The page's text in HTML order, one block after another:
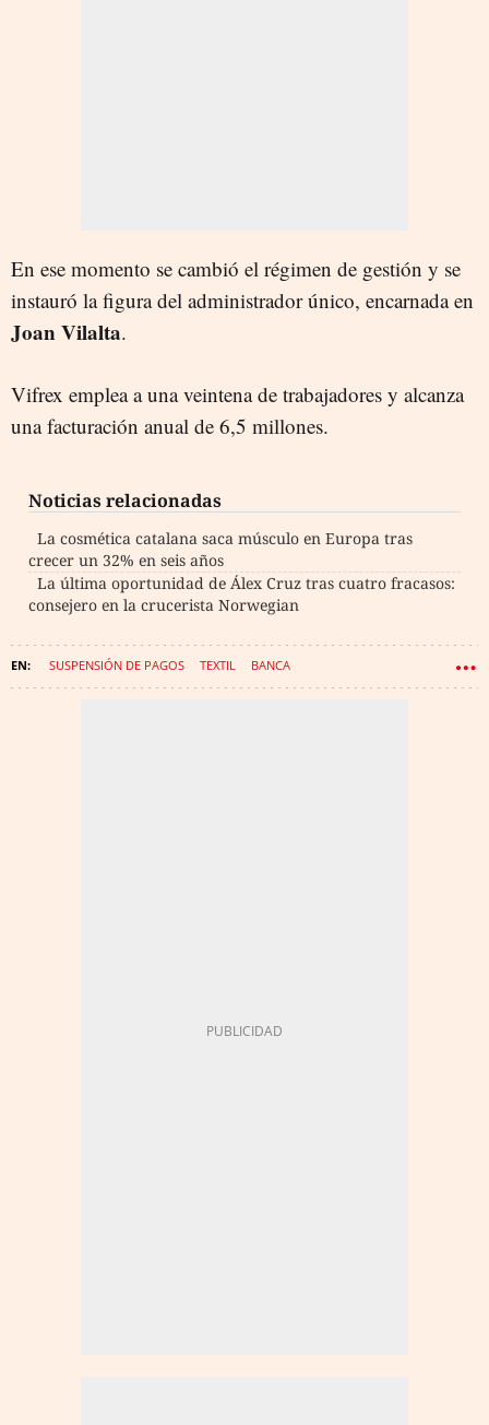
En ese momento se cambió el régimen de gestión y se
instauró la figura del administrador único, encarnada en
Joan Vilalta.
Vifrex emplea a una veintena de trabajadores y alcanza
una facturación anual de 6,5 millones.
Noticias relacionadas
La cosmética catalana saca músculo en Europa tras
crecer un 32% en seis años
La última oportunidad de Álex Cruz tras cuatro fracasos:
consejero en la crucerista Norwegian
SUSPENSIÓN DE PAGOS TEXTIL BANCA